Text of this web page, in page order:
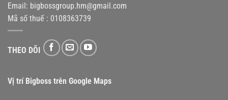
Email: bigbossgroup.hm@gmail.com
Mã số thuế : 0108363739
THEO DÕI
Vị trí Bigboss trên Google Maps